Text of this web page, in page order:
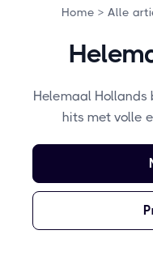
Home > Alle
Helemaal
hits met volle